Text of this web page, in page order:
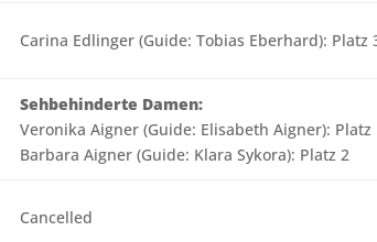
Carina Edlinger (Guide: Tobias Eberhard): Platz
Sehbehinderte Damen:
Veronika Aigner (Guide: Elisabeth Aigner): Platz
Barbara Aigner (Guide: Klara Sykora): Platz 2
Cancelled